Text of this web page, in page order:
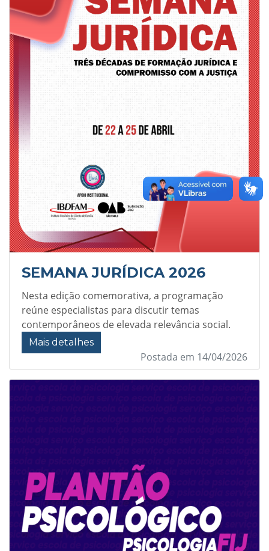
SEMANA JURÍDICA 2026
Nesta edição comemorativa, a programação
reúne especialistas para discutir temas
contemporâneos de elevada relevância social.
Mais detalhes
Postada em 14/04/2026